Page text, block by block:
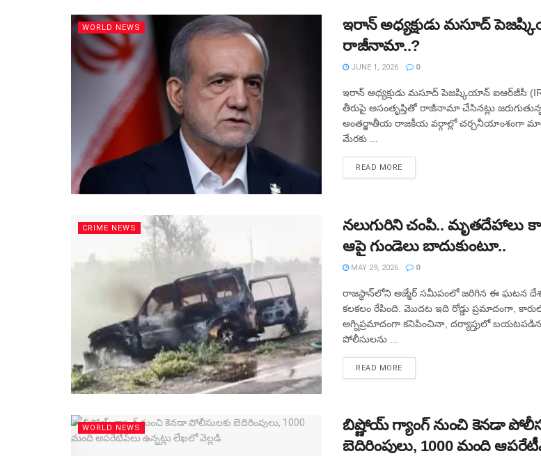
WORLD NEWS
ఇరాన్‌ అధ్యక్షుడు మసూద్‌
రాజీనామా..?
JUNE 1, 2026 0
ఇరాన్‌ అధ్యక్షుడు మసూద్‌ పెజష్కియాన్‌ ఐఆర్‌జీసీ
తీరుపై అసంతృప్తితో రాజీనామా చేసినట్లు
అంతర్జాతీయ రాజకీయ వర్గాల్లో చర్చనీయాంశంగా
మేరకు ...
READ MORE
CRIME NEWS
నలుగురిని చంపి.. మృతదేహాలు
ఆపై గుండెలు బాదుకుంటూ..
MAY 29, 2026 0
రాజస్థాన్‌లోని అజ్మేర్ సమీపంలో జరిగిన ఈ ఘటన
కలకలం రేపింది. మొదట ఇది రోడ్డు ప్రమాదంగా,
అగ్నిప్రమాదంగా కనిపించినా, దర్యాప్తులో
పోలీసులను ...
READ MORE
WORLD NEWS
బిష్ణోయ్ గ్యాంగ్‌ నుంచి కెనడా
బెదిరింపులు, 1000 మంది